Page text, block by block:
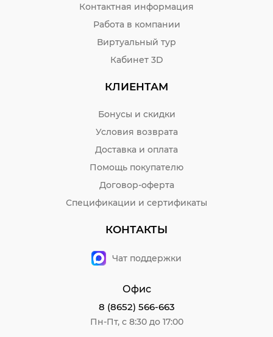
Контактная информация
Работа в компании
Виртуальный тур
Кабинет 3D
КЛИЕНТАМ
Бонусы и скидки
Условия возврата
Доставка и оплата
Помощь покупателю
Договор-оферта
Спецификации и сертификаты
КОНТАКТЫ
Чат поддержки
Офис
8 (8652) 566-663
Пн-Пт, с 8:30 до 17:00